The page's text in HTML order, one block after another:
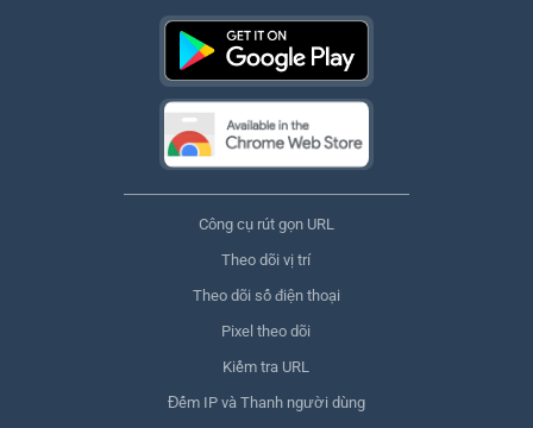
Công cụ rút gọn URL
Theo dõi vị trí
Theo dõi số điện thoại
Pixel theo dõi
Kiểm tra URL
Đếm IP và Thanh người dùng